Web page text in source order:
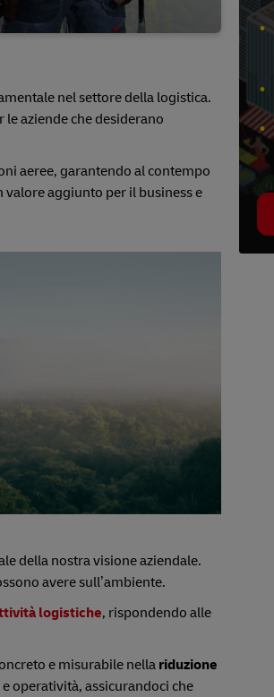
nel settore della logistica.
aziende che desiderano
aeree, garantendo al contempo
aggiunto per il business e
della nostra visione aziendale.
avere sull’ambiente.
logistiche, rispondendo alle
e misurabile nella riduzione
operatività, assicurandoci che